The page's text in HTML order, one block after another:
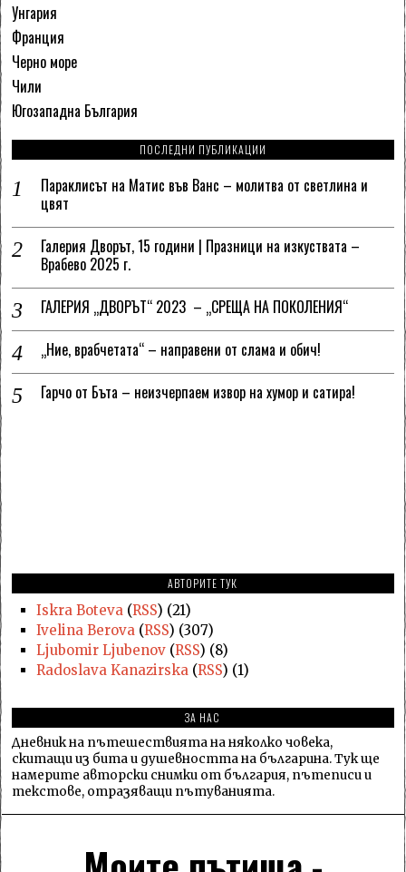
Унгария
Франция
Черно море
Чили
Югозападна България
ПОСЛЕДНИ ПУБЛИКАЦИИ
Параклисът на Матис във Ванс – молитва от светлина и
цвят
Галерия Дворът, 15 години | Празници на изкуствата –
Врабево 2025 г.
ГАЛЕРИЯ „ДВОРЪТ“ 2023 – „СРЕЩА НА ПОКОЛЕНИЯ“
„Ние, врабчетата“ – направени от слама и обич!
Гарчо от Бъта – неизчерпаем извор на хумор и сатира!
АВТОРИТЕ ТУК
Iskra Boteva(RSS) (21)
Ivelina Berova(RSS) (307)
Ljubomir Ljubenov(RSS) (8)
Radoslava Kanazirska(RSS) (1)
ЗА НАС
Дневник на пътешествията на няколко човека,
скитащи из бита и душевността на българина. Тук ще
намерите авторски снимки от българия, пътеписи и
текстове, отразяващи пътуванията.